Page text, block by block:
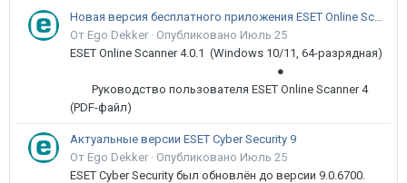
Новая версия бесплатного приложения ESET Online Scanner доступна пользователям
От Ego Dekker · Опубликовано Июль 25
ESET Online Scanner 4.0.1 (Windows 10/11, 64-разрядная)
●
Руководство пользователя ESET Online Scanner 4
(PDF-файл)
Актуальные версии ESET Cyber Security 9
От Ego Dekker · Опубликовано Июль 25
ESET Cyber Security был обновлён до версии 9.0.6700.